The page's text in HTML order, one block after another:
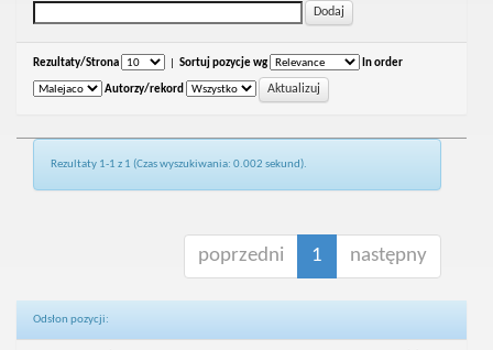
Rezultaty/Strona Sortuj pozycje wg In order
Autorzy/rekord
Rezultaty 1-1 z 1 (Czas wyszukiwania: 0.002 sekund).
poprzedni 1 następny
Odsłon pozycji: